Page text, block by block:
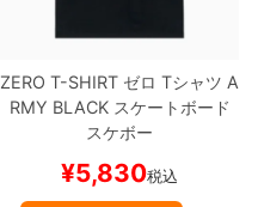
ZERO T-SHIRT ゼロ Tシャツ A
RMY BLACKスケートボード
スケボー
¥5,830税込